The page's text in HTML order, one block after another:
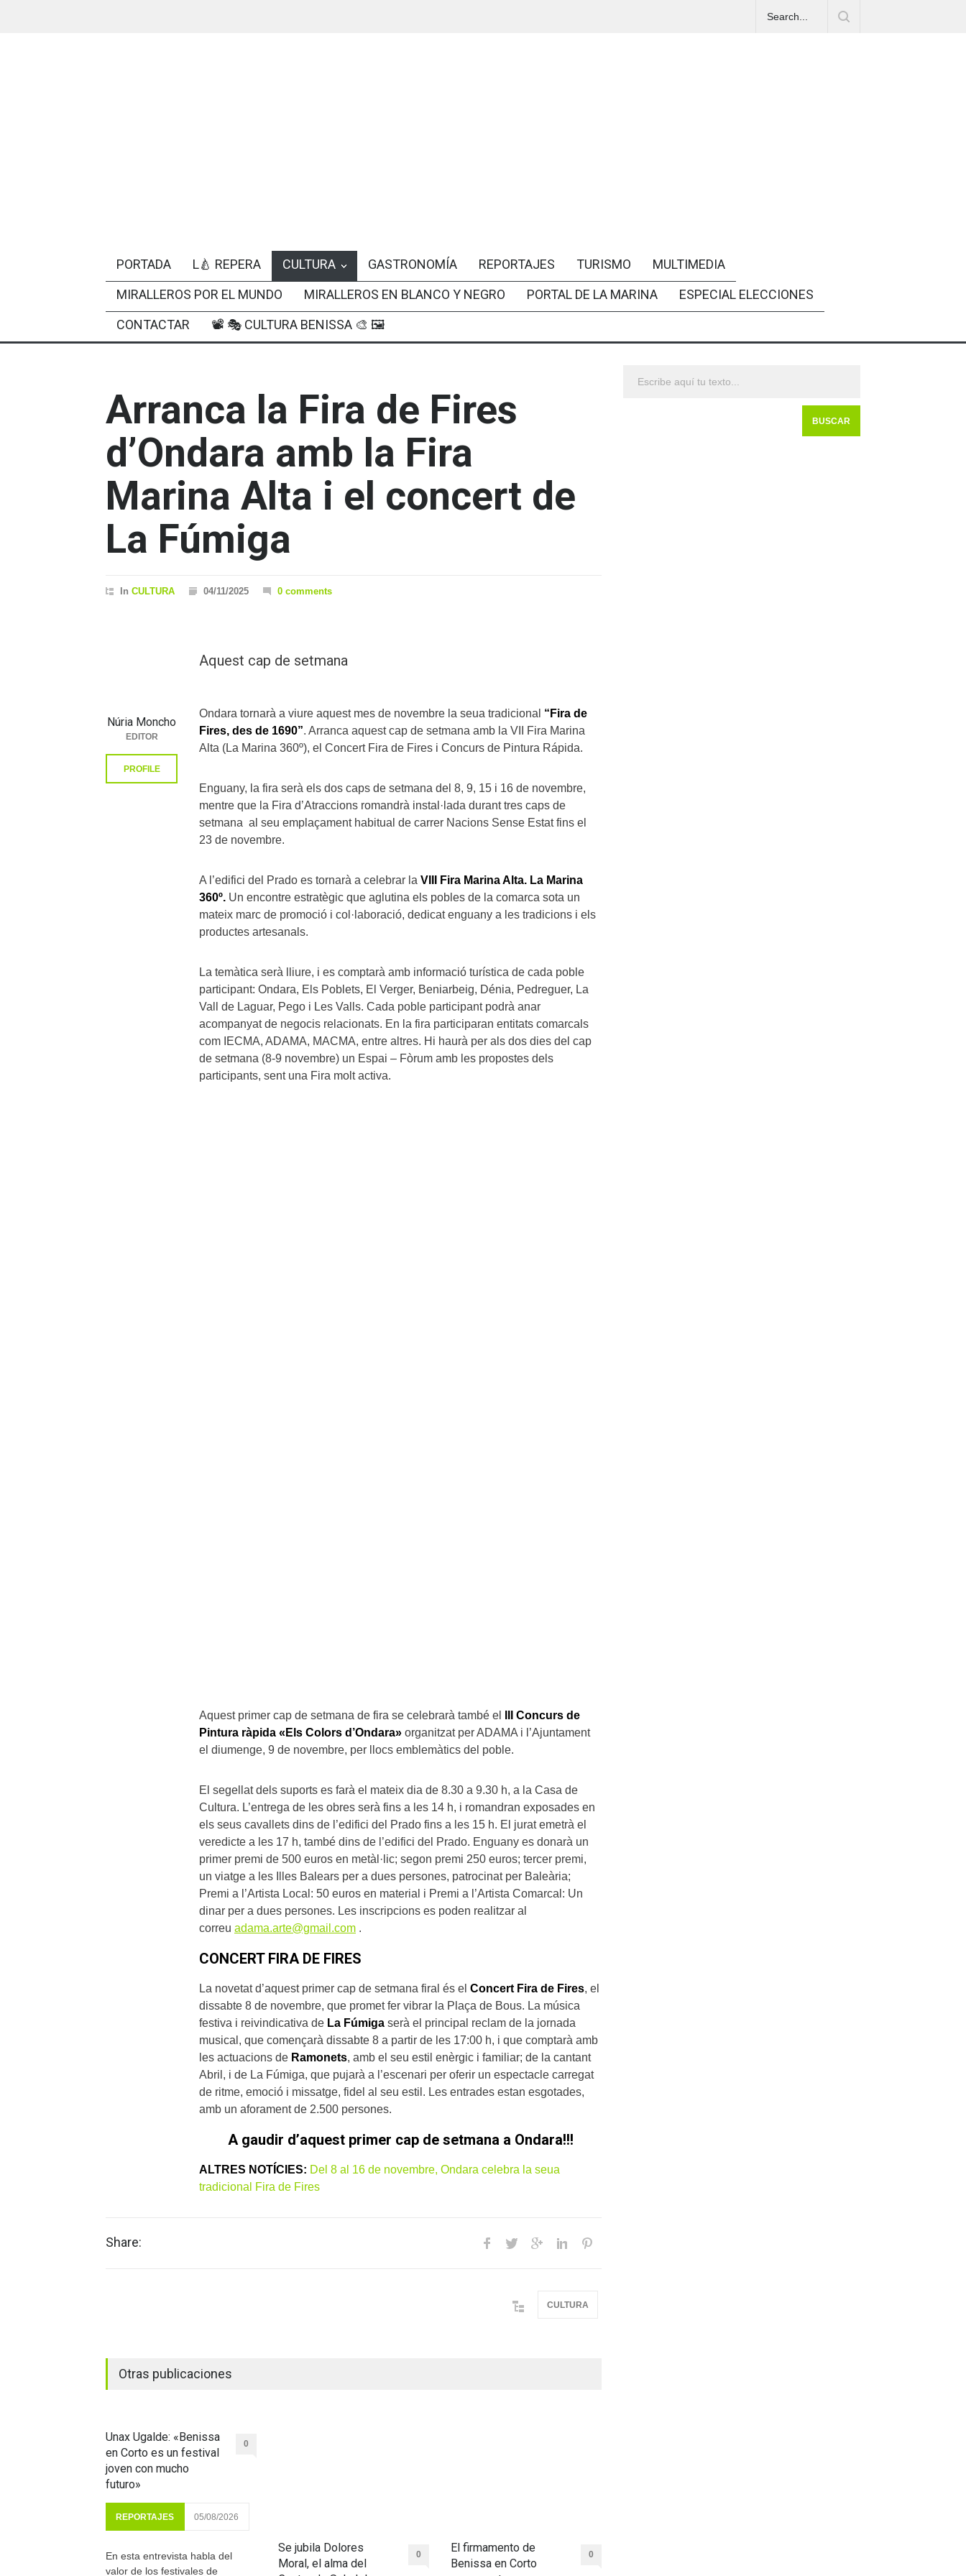
PORTADA L🍐 REPERA CULTURA GASTRONOMÍA REPORTAJES TURISMO
MULTIMEDIA
MIRALLEROS POR EL MUNDO
MIRALLEROS EN BLANCO Y NEGRO PORTAL DE LA MARINA
ESPECIAL ELECCIONES
CONTACTAR
📽 🎭 CULTURA BENISSA 🎨 🖼
Arranca la Fira de Fires
d’Ondara amb la Fira
Marina Alta i el concert de
La Fúmiga
In CULTURA 04/11/2025 0 comments
Aquest cap de setmana
Ondara tornarà a viure aquest mes de novembre la seua tradicional “Fira de
Fires, des de 1690”. Arranca aquest cap de setmana amb la VII Fira Marina
Alta (La Marina 360º), el Concert Fira de Fires i Concurs de Pintura Rápida.
Enguany, la fira serà els dos caps de setmana del 8, 9, 15 i 16 de novembre,
mentre que la Fira d’Atraccions romandrà instal·lada durant tres caps de
setmana al seu emplaçament habitual de carrer Nacions Sense Estat fins el
23 de novembre.
A l’edifici del Prado es tornarà a celebrar la VIII Fira Marina Alta. La Marina
360º. Un encontre estratègic que aglutina els pobles de la comarca sota un
mateix marc de promoció i col·laboració, dedicat enguany a les tradicions i els
productes artesanals.
La temàtica serà lliure, i es comptarà amb informació turística de cada poble
participant: Ondara, Els Poblets, El Verger, Beniarbeig, Dénia, Pedreguer, La
Vall de Laguar, Pego i Les Valls. Cada poble participant podrà anar
acompanyat de negocis relacionats. En la fira participaran entitats comarcals
com IECMA, ADAMA, MACMA, entre altres. Hi haurà per als dos dies del cap
de setmana (8-9 novembre) un Espai – Fòrum amb les propostes dels
participants, sent una Fira molt activa.
Aquest primer cap de setmana de fira se celebrarà també el
III Concurs de
Pintura ràpida «Els Colors d’Ondara» organitzat per ADAMA i l’Ajuntament
el diumenge, 9 de novembre, per llocs emblemàtics del poble.
El segellat dels suports es farà el mateix dia de 8.30 a 9.30 h, a la Casa de
Cultura. L’entrega de les obres serà fins a les 14 h, i romandran exposades en
els seus cavallets dins de l’edifici del Prado fins a les 15 h. El jurat emetrà el
veredicte a les 17 h, també dins de l’edifici del Prado. Enguany es donarà un
primer premi de 500 euros en metàl·lic; segon premi 250 euros; tercer premi,
un viatge a les Illes Balears per a dues persones, patrocinat per Baleària;
Premi a l’Artista Local: 50 euros en material i Premi a l’Artista Comarcal: Un
dinar per a dues persones. Les inscripcions es poden realitzar al
correu adama.arte@gmail.com .
CONCERT FIRA DE FIRES
La novetat d’aquest primer cap de setmana firal és el Concert Fira de Fires, el
dissabte 8 de novembre, que promet fer vibrar la Plaça de Bous. La música
festiva i reivindicativa de La Fúmiga serà el principal reclam de la jornada
musical, que començarà dissabte 8 a partir de les 17:00 h, i que comptarà amb
les actuacions de Ramonets, amb el seu estil enèrgic i familiar; de la cantant
Abril, i de La Fúmiga, que pujarà a l’escenari per oferir un espectacle carregat
de ritme, emoció i missatge, fidel al seu estil. Les entrades estan esgotades,
amb un aforament de 2.500 persones.
A gaudir d’aquest primer cap de setmana a Ondara!!!
ALTRES NOTÍCIES: Del 8 al 16 de novembre, Ondara celebra la seua
tradicional Fira de Fires
Núria Moncho
EDITOR
PROFILE
Share:
CULTURA
Otras publicaciones
Unax Ugalde: «Benissa
en Corto es un festival
joven con mucho
futuro»
0
REPORTAJES 05/08/2026
En esta entrevista habla del
valor de los festivales de
Se jubila Dolores
Moral, el alma del
0
El firmamento de
Benissa en Corto
0